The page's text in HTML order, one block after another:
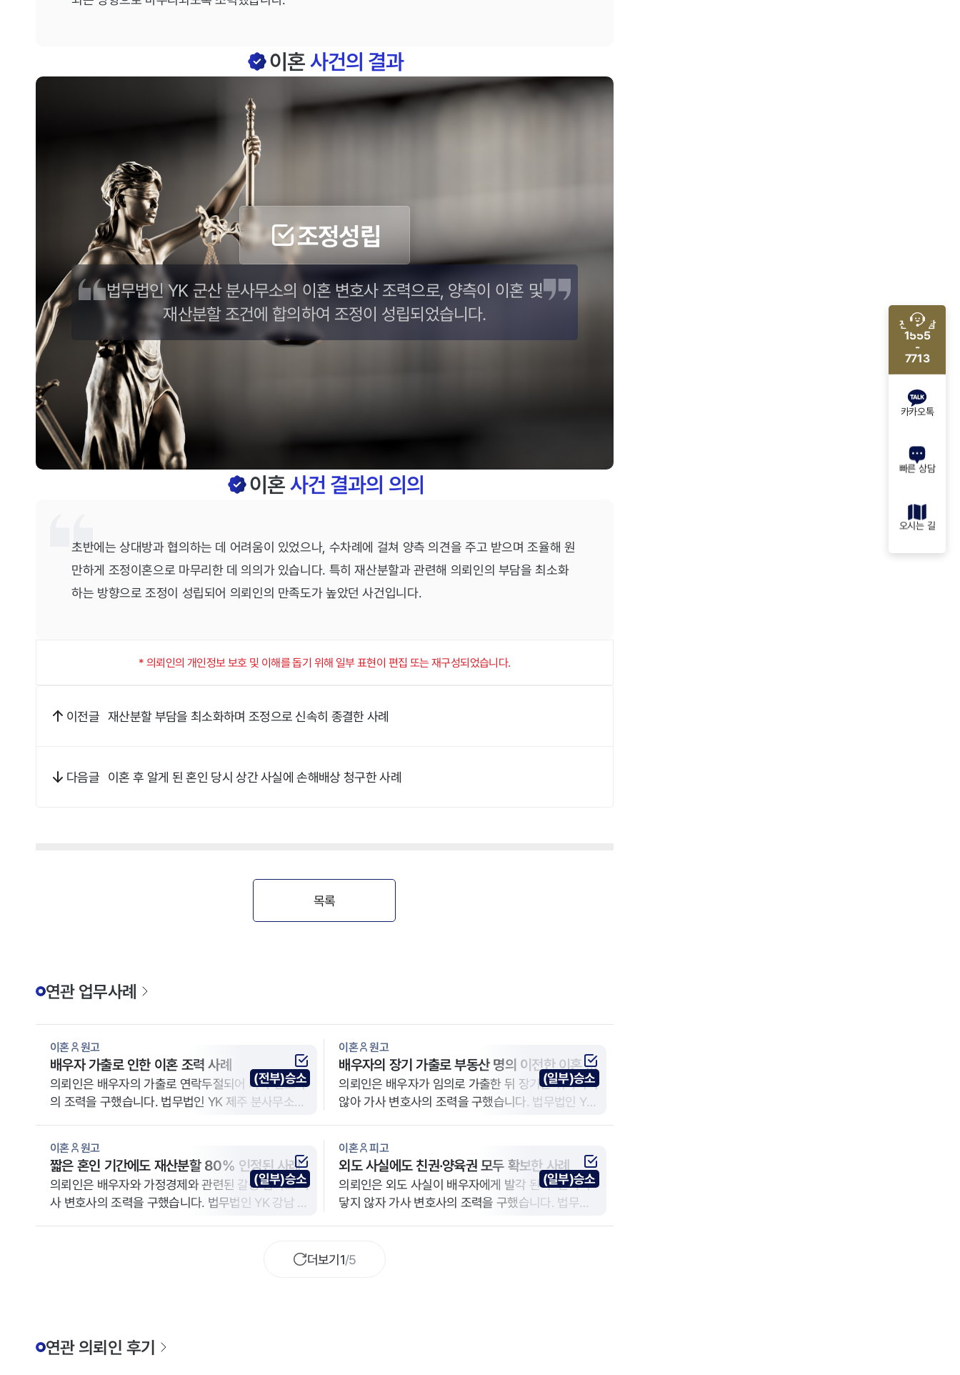
전화 상담
1555
-
7713
카카오톡
빠른 상담
오시는 길
이혼사건의 결과
조정성립
법무법인 YK 군산 분사무소의 이혼 변호사 조력으로, 양측이 이혼 및
재산분할 조건에 합의하여 조정이 성립되었습니다.
이혼사건 결과의 의의
초반에는 상대방과 협의하는 데 어려움이 있었으나, 수차례에 걸쳐 양측 의견을 주고 받으며 조율해 원
만하게 조정이혼으로 마무리한 데 의의가 있습니다. 특히 재산분할과 관련해 의뢰인의 부담을 최소화
하는 방향으로 조정이 성립되어 의뢰인의 만족도가 높았던 사건입니다.
* 의뢰인의 개인정보 보호 및 이해를 돕기 위해 일부 표현이 편집 또는 재구성되었습니다.
이전글 재산분할 부담을 최소화하며 조정으로 신속히 종결한 사례
다음글 이혼 후 알게 된 혼인 당시 상간 사실에 손해배상 청구한 사례
목록
연관 업무사례
이혼 원고
배우자 가출로 인한 이혼 조력 사례
의뢰인은 배우자의 가출로 연락두절되어 가사 변호사
의 조력을 구했습니다. 법무법인 YK 제주 분사무소는
(전부)승소
이혼 원고
배우자의 장기 가출로 부동산 명의 이전한 이혼 사
례
의뢰인은 배우자가 임의로 가출한 뒤 장기간 귀가하지
않아 가사 변호사의 조력을 구했습니다. 법무법인 YK
(일부)승소
이혼 원고
짧은 혼인 기간에도 재산분할 80% 인정된 사례
의뢰인은 배우자와 가정경제와 관련된 갈등 심화로 가
사 변호사의 조력을 구했습니다. 법무법인 YK 강남 주
(일부)승소
이혼 피고
외도 사실에도 친권·양육권 모두 확보한 사례
의뢰인은 외도 사실이 배우자에게 발각 된 후 연락이
닿지 않자 가사 변호사의 조력을 구했습니다. 법무법
(일부)승소
더보기1/5
연관 의뢰인 후기